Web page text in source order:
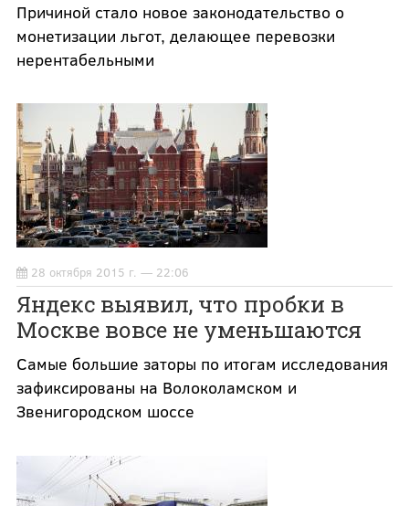
Причиной стало новое законодательство о
монетизации льгот, делающее перевозки
нерентабельными
28 октября 2015 г. — 22:06
Яндекс выявил, что пробки в
Москве вовсе не уменьшаются
Самые большие заторы по итогам исследования
зафиксированы на Волоколамском и
Звенигородском шоссе